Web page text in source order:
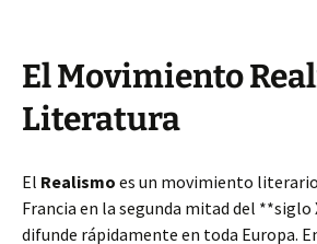
El Movimiento
Literatura
El Realismo es un movimiento
Francia en la segunda mitad del **siglo
difunde rápidamente en toda Europa.